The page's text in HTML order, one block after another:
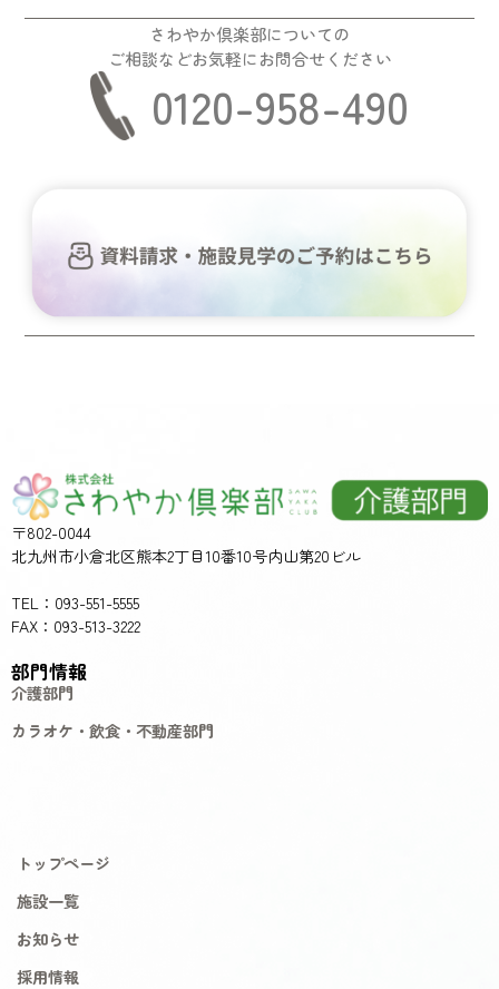
さわやか倶楽部についての
ご相談などお気軽にお問合せください
0120-958-490
〒802-0044
北九州市小倉北区熊本2丁目10番10号内山第20ビル
TEL：093-551-5555
FAX：093-513-3222
部門情報
介護部門
カラオケ・飲食・不動産部門
トップページ
施設一覧
お知らせ
採用情報